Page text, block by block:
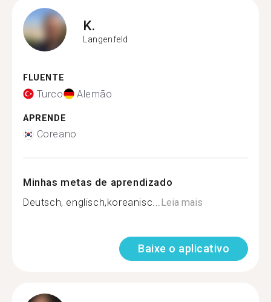
K.
Langenfeld
FLUENTE
Turco Alemão
APRENDE
Coreano
Minhas metas de aprendizado
Deutsch, englisch,koreanisc...Leia mais
Baixe o aplicativo